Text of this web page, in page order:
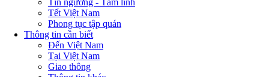
Tín ngưỡng - Tâm linh
Tết Việt Nam
Phong tục tập quán
Thông tin cần biết
Đến Việt Nam
Tại Việt Nam
Giao thông